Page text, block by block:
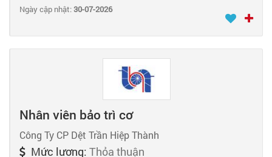
Ngày cập nhật:30-07-2026
Nhân viên bảo trì cơ
Công Ty CP Dệt Trần Hiệp Thành
Mức lương: Thỏa thuận